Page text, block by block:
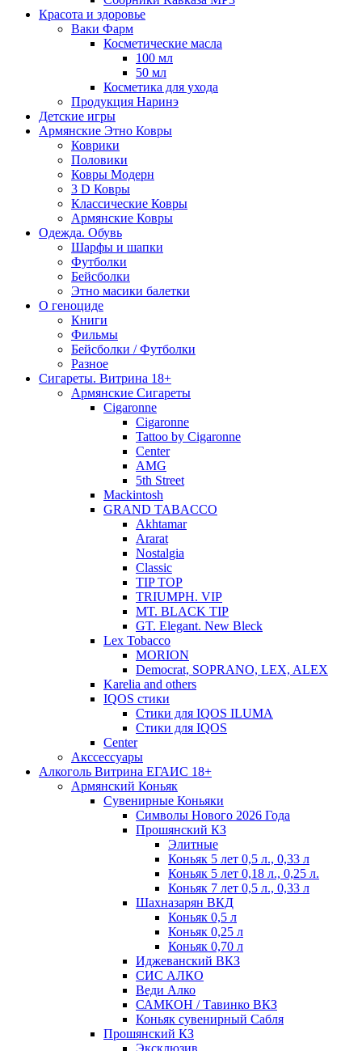
Красота и здоровье
Ваки Фарм
Косметические масла
100 мл
50 мл
Косметика для ухода
Продукция Наринэ
Детские игры
Армянские Этно Ковры
Коврики
Половики
Ковры Модерн
3 D Ковры
Классические Ковры
Армянские Ковры
Одежда. Обувь
Шарфы и шапки
Футболки
Бейсболки
Этно масики балетки
О геноциде
Книги
Фильмы
Бейсболки / Футболки
Разное
Сигареты. Витрина 18+
Армянские Сигареты
Cigaronne
Cigaronne
Tattoo by Cigaronne
Center
AMG
5th Street
Mackintosh
GRAND TABACCO
Akhtamar
Ararat
Nostalgia
Classic
TIP TOP
TRIUMPH. VIP
MT. BLACK TIP
GT. Elegant. New Bleck
Lex Tobacco
MORION
Democrat, SOPRANO, LEX, ALEX
Karelia and others
IQOS стики
Стики для IQOS ILUMA
Стики для IQOS
Сenter
Акссессуары
Алкоголь Витрина ЕГАИС 18+
Армянский Коньяк
Сувенирные Коньяки
Символы Нового 2026 Года
Прошянский КЗ
Элитные
Коньяк 5 лет 0,5 л., 0,33 л
Коньяк 5 лет 0,18 л., 0,25 л.
Коньяк 7 лет 0,5 л., 0,33 л
Шахназарян ВКД
Коньяк 0,5 л
Коньяк 0,25 л
Коньяк 0,70 л
Иджеванский ВКЗ
СИС АЛКО
Веди Алко
САМКОН / Тавинко ВКЗ
Коньяк сувенирный Сабля
Прошянский КЗ
Эксклюзив